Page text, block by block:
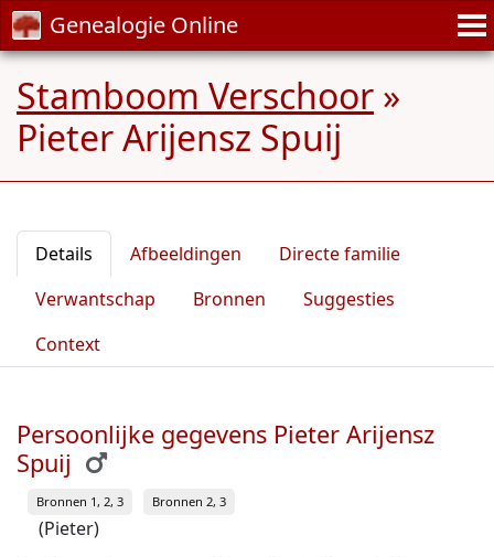
Genealogie Online
Stamboom Verschoor »
Pieter Arijensz Spuij
Details Afbeeldingen
Directe familie
Verwantschap
Bronnen
Suggesties
Context
Persoonlijke gegevens Pieter Arijensz
Spuij
Bronnen 1, 2, 3 Bronnen 2, 3
(Pieter)